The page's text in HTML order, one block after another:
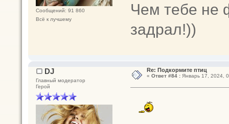
Сообщений: 91 860
Всё к лучшему
Чем тебе не
задрал!))
DJ
Главный модератор
Герой
Re: Подкормите птиц
« Ответ #84 :Январь 17, 2024,